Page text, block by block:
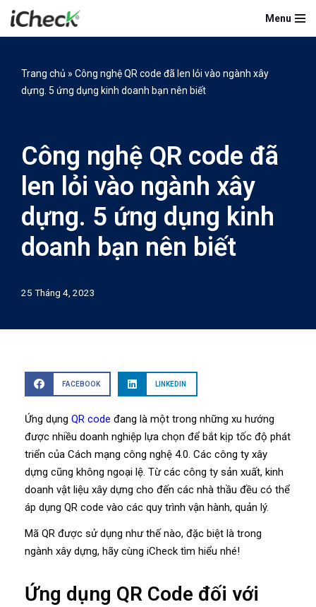
Chuyển
nội
dung
Menu
Trang chủ » Công nghệ QR code đã len lỏi vào ngành xây
dựng. 5 ứng dụng kinh doanh bạn nên biết
Công nghệ QR code đã
len lỏi vào ngành xây
dựng. 5 ứng dụng kinh
doanh bạn nên biết
25 Tháng 4, 2023
FACEBOOK LINKEDIN
Ứng dụng QR code đang là một trong những xu hướng
được nhiều doanh nghiệp lựa chọn để bắt kịp tốc độ phát
triển của Cách mạng công nghệ 4.0. Các công ty xây
dựng cũng không ngoại lệ. Từ các công ty sản xuất, kinh
doanh vật liệu xây dựng cho đến các nhà thầu đều có thể
áp dụng QR code vào các quy trình vận hành, quản lý.
Mã QR được sử dụng như thế nào, đặc biệt là trong
ngành xây dựng, hãy cùng iCheck tìm hiểu nhé!
Ứng dụng QR Code đối với